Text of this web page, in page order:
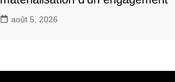
août 5, 2026